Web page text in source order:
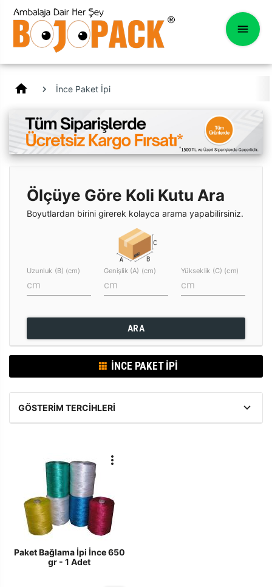
home İnce Paket İpi
Ölçüye Göre Koli Kutu Ara
Boyutlardan birini girerek kolayca arama yapabilirsiniz.
Uzunluk (B) (cm) Genişlik (A) (cm) Yükseklik (C) (cm)
ARA
İNCE PAKET İPI
GÖSTERIM TERCIHLERI
Paket Bağlama İpi İnce 650
gr - 1 Adet